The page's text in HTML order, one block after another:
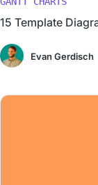
15 Template
Evan Gerdisch